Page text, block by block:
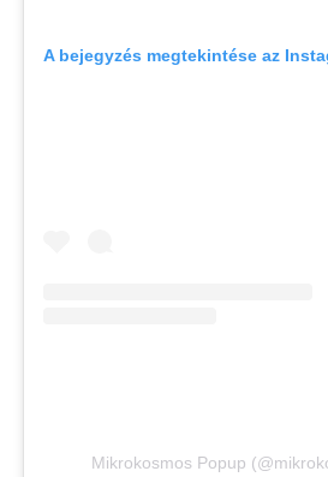
A bejegyzés megtekintése az
Mikrokosmos Popup